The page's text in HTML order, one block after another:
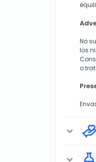
No
los
o
expand_more
expand_more